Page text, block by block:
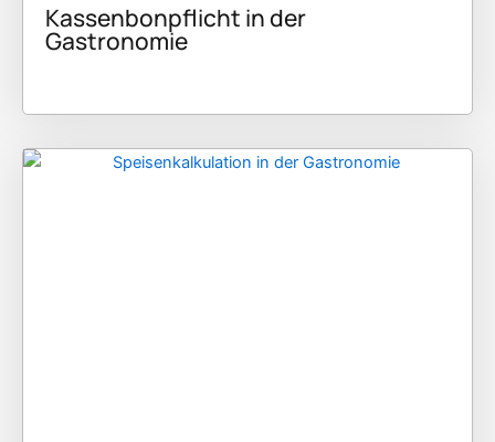
Kassenbonpflicht in der
Gastronomie